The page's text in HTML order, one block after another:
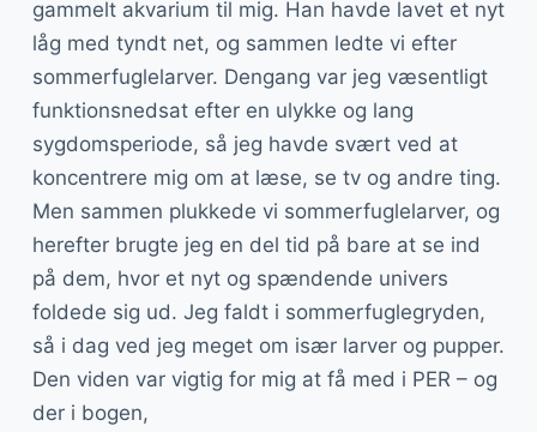
gammelt akvarium til mig. Han havde lavet et nyt
låg med tyndt net, og sammen ledte vi efter
sommerfuglelarver. Dengang var jeg væsentligt
funktionsnedsat efter en ulykke og lang
sygdomsperiode, så jeg havde svært ved at
koncentrere mig om at læse, se tv og andre ting.
Men sammen plukkede vi sommerfuglelarver, og
herefter brugte jeg en del tid på bare at se ind
på dem, hvor et nyt og spændende univers
foldede sig ud. Jeg faldt i sommerfuglegryden,
så i dag ved jeg meget om især larver og pupper.
Den viden var vigtig for mig at få med i PER – og
der i bogen,